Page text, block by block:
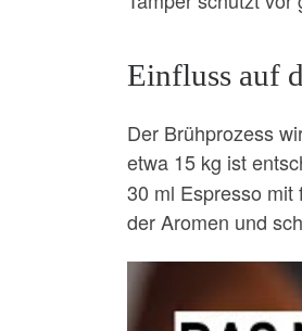
Einfluss auf
Der Brühprozess
etwa 15 kg ist
30 ml Espresso
der Aromen und